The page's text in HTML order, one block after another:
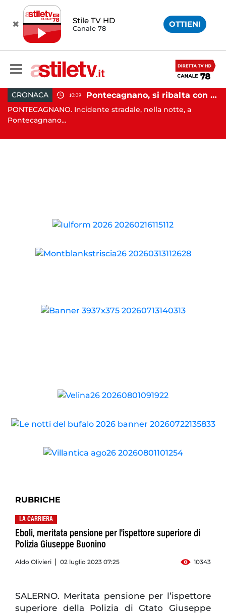
Stile TV HD
Canale 78 OTTIENI
CRONACA 10:09 Pontecagnano, si ribalta con l'auto alla rotatoria: giovane ferito
PONTECAGNANO. Incidente stradale, nella notte, a
Pontecagnano...
RUBRICHE
LA CARRIERA
Eboli, meritata pensione per l'ispettore superiore di
Polizia Giuseppe Buonino
Aldo Olivieri 02 luglio 2023 07:25 10343
SALERNO. Meritata pensione per l’ispettore
superiore della Polizia di Gtato Giuseppe